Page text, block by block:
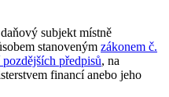
subjekt místně
stanoveným zákonem č.
předpisů, na
financí anebo jeho